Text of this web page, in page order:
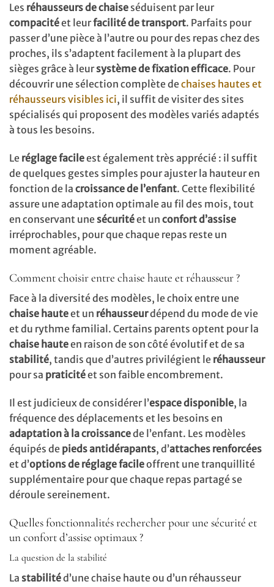
Les réhausseurs de chaise séduisent par leur
compacitéet leurfacilité de transport. Parfaits pour
passer d’une pièce à l’autre ou pour des repas chez des
proches, ils s’adaptent facilement à la plupart des
sièges grâce à leursystème de fixation efficace. Pour
découvrir une sélection complète dechaises hautes et
réhausseurs visibles ici, il suffit de visiter des sites
spécialisés qui proposent des modèles variés adaptés
à tous les besoins.
Le réglage facileest également très apprécié : il suffit
de quelques gestes simples pour ajuster la hauteur en
fonction de la croissance de l’enfant. Cette flexibilité
assure une adaptation optimale au fil des mois, tout
en conservant une sécuritéet un confort d’assise
irréprochables, pour que chaque repas reste un
moment agréable.
Comment choisir entre chaise haute et réhausseur ?
Face à la diversité des modèles, le choix entre une
chaise hauteet un réhausseurdépend du mode de vie
et du rythme familial. Certains parents optent pour la
chaise hauteen raison de son côté évolutif et de sa
stabilité, tandis que d’autres privilégient le réhausseur
pour sa praticitéet son faible encombrement.
Il est judicieux de considérer l’espace disponible, la
fréquence des déplacements et les besoins en
adaptation à la croissancede l’enfant. Les modèles
équipés de pieds antidérapants, d’attaches renforcées
et d’options de réglage facileoffrent une tranquillité
supplémentaire pour que chaque repas partagé se
déroule sereinement.
Quelles fonctionnalités rechercher pour une sécurité et
un confort d’assise optimaux ?
La question de la stabilité
La stabilitéd’une chaise haute ou d’un réhausseur